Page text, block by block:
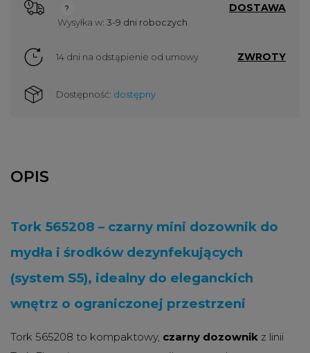
Cena nie zawiera ewentualnych kosztów płatności
Wysyłka w: 3-9 dni roboczych
DOSTAWA
14 dni na odstąpienie od umowy ZWROTY
Dostępność: dostępny
OPIS
Tork 565208 – czarny mini dozownik do
mydła i środków dezynfekujących
(system S5), idealny do eleganckich
wnętrz o ograniczonej przestrzeni
Tork 565208 to kompaktowy, czarny dozownik z linii